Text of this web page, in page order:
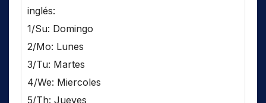
inglés:
1/Su: Domingo
2/Mo: Lunes
3/Tu: Martes
4/We: Miercoles
5/Th: Jueves